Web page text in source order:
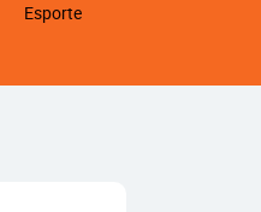
Esporte